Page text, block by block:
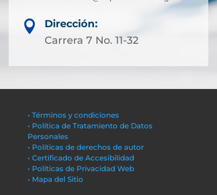

Dirección:
Carrera 7 No. 11-32
• Términos y condiciones
• Política de Tratamiento de Datos
Personales
• Políticas de derechos de autor
• Certificado de Accesibilidad
• Políticas de Privacidad Web
• Mapa del Sitio